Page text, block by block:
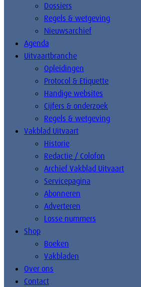
Dossiers
Regels & wetgeving
Nieuwsarchief
Agenda
Uitvaartbranche
Opleidingen
Protocol & Etiquette
Handige websites
Cijfers & onderzoek
Regels & wetgeving
Vakblad Uitvaart
Historie
Redactie / Colofon
Archief Vakblad Uitvaart
Servicepagina
Abonneren
Adverteren
Losse nummers
Shop
Boeken
Vakbladen
Over ons
Contact